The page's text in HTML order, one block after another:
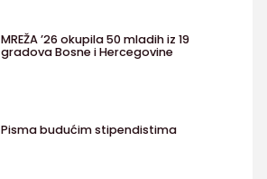
MREŽA ’26 okupila 50 mladih iz 19
gradova Bosne i Hercegovine
Pisma budućim stipendistima